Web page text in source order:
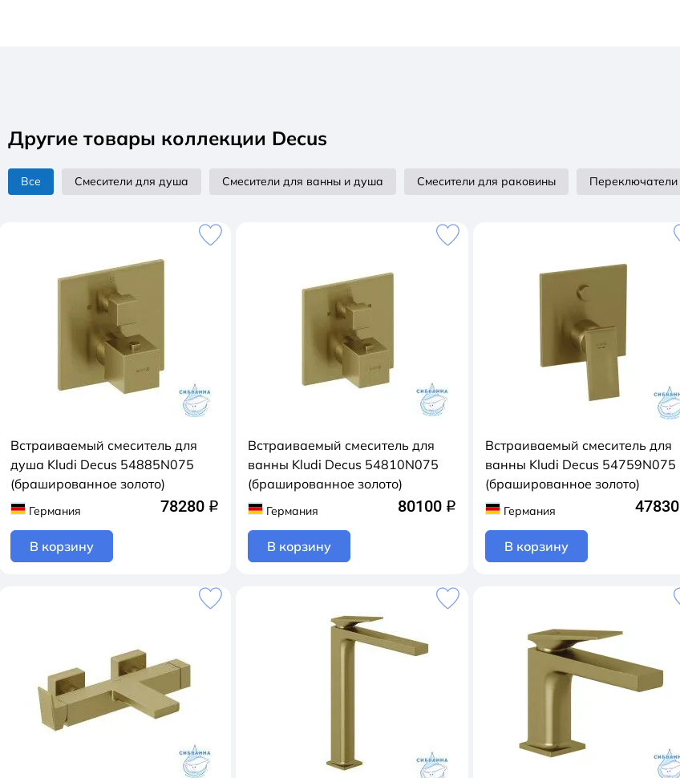
Другие товары коллекции Decus
Все Смесители для душа Смесители для ванны и душа Смесители для раковины Переключатели
Встраиваемый смеситель для
душа Kludi Decus 54885N075
(брашированное золото)
Германия 78280 q
В корзину
Встраиваемый смеситель для
ванны Kludi Decus 54810N075
(брашированное золото)
Германия 80100 q
В корзину
Встраиваемый смеситель для
ванны Kludi Decus 54759N075
(брашированное золото)
Германия 47830
В корзину